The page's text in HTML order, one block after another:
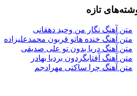
تازه
آهنگ نگار من وحید دهقانی
آهنگ خنده هاتو قربون محمدعلیزاده
آهنگ دریا بدون تو علی صدیقی
آفتابگردون بردیا بهادر
آهنگ چرا ساکتی مهرادجم